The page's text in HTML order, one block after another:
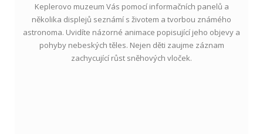
Keplerovo muzeum Vás pomocí informačních panelů a
několika displejů seznámí s životem a tvorbou známého
astronoma. Uvidíte názorné animace popisující jeho objevy a
pohyby nebeských těles. Nejen děti zaujme záznam
zachycující růst sněhových vloček.